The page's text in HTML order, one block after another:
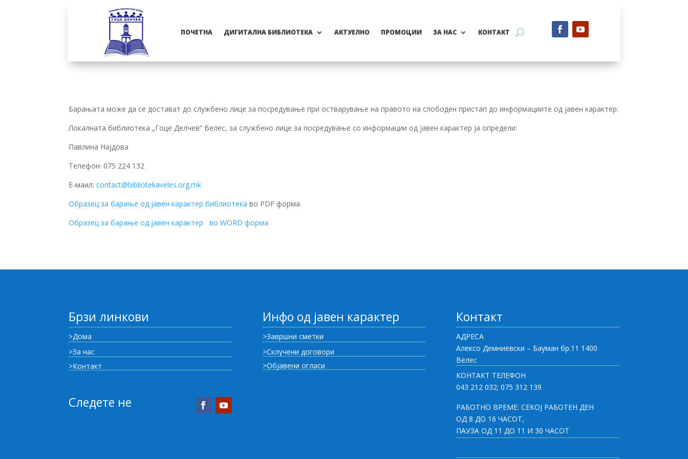
ПОЧЕТНА ДИГИТАЛНА БИБЛИОТЕКА АКТУЕЛНО ПРОМОЦИИ ЗА НАС КОНТАКТ
Барањата може да се достават до службено лице за посредување при остварување на правото на слободен пристап до информациите од јавен карактер:
Локалната библиотека „Гоце Делчев“ Велес, за службено лице за посредување со информации од јавен карактер ја определи:
Павлина Најдова
Телефон: 075 224 132
Е-маил:contact@bibliotekaveles.org.mk
Образец за барање од јавен карактер библиотека во PDF форма
Образец за барање од јавен карактер во WORD форма
Брзи линкови
>Дома
>За нас
>Контакт
Следете не
Инфо од јавен карактер
>Завршни сметки
>Склучени договори
>Објавени огласи
Контакт
АДРЕСА
Алексо Демниевски – Бауман бр.11 1400
Велес
КОНТАКТ ТЕЛЕФОН
043 212 032; 075 312 139
РАБОТНО ВРЕМЕ: СЕКОЈ РАБОТЕН ДЕН
ОД 8 ДО 16 ЧАСОТ,
ПАУЗА ОД 11 ДО 11 И 30 ЧАСОТ